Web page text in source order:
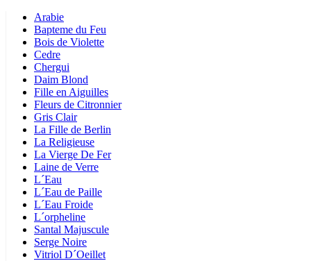
Arabie
Bapteme du Feu
Bois de Violette
Cedre
Chergui
Daim Blond
Fille en Aiguilles
Fleurs de Citronnier
Gris Clair
La Fille de Berlin
La Religieuse
La Vierge De Fer
Laine de Verre
L´Eau
L´Eau de Paille
L´Eau Froide
L´orpheline
Santal Majuscule
Serge Noire
Vitriol D´Oeillet